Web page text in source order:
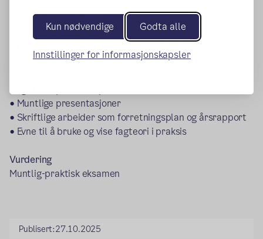
Kun nødvendige Godta alle
Innstillinger for informasjonskapsler
måte å lære på. Dere skal lære av egne erfaringer, og det
forutsetter aktivitet.
gjennomføring
Ungt Entreprenørskap)
• Muntlige presentasjoner
• Skriftlige arbeider som forretningsplan og årsrapport
• Evne til å bruke og vise fagteori i praksis
Vurdering
Muntlig-praktisk eksamen
Publisert:27.10.2025